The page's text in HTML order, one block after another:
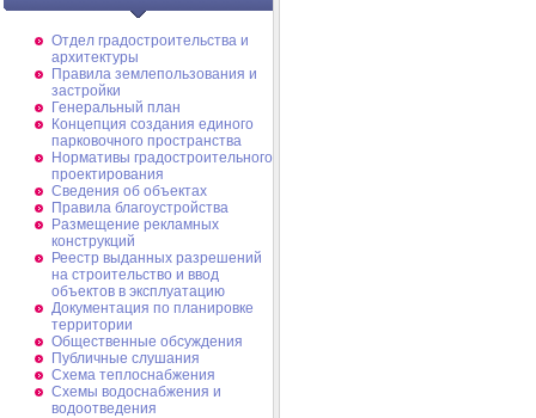
Отдел градостроительства и
архитектуры
Правила землепользования и
застройки
Генеральный план
Концепция создания единого
парковочного пространства
Нормативы градостроительного
проектирования
Сведения об объектах
Правила благоустройства
Размещение рекламных
конструкций
Реестр выданных разрешений
на строительство и ввод
объектов в эксплуатацию
Документация по планировке
территории
Общественные обсуждения
Публичные слушания
Схема теплоснабжения
Схемы водоснабжения и
водоотведения